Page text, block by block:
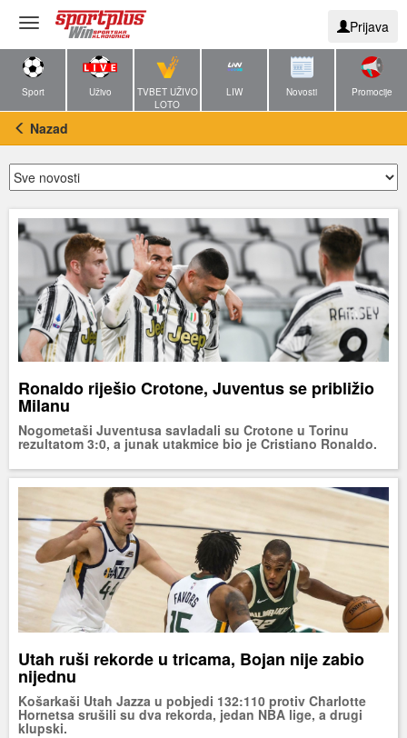
Toggle
navigation
Prijava
Sport Uživo
TVBET UŽIVO
LOTO
LIW Novosti Promocije
Nazad
Ronaldo riješio Crotone, Juventus se približio
Milanu
Nogometaši Juventusa savladali su Crotone u Torinu
rezultatom 3:0, a junak utakmice bio je Cristiano Ronaldo.
Utah ruši rekorde u tricama, Bojan nije zabio
nijednu
Košarkaši Utah Jazza u pobjedi 132:110 protiv Charlotte
Hornetsa srušili su dva rekorda, jedan NBA lige, a drugi
klupski.